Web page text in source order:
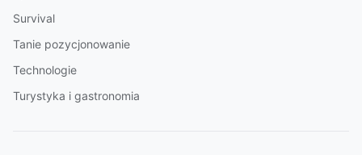
Survival
Tanie pozycjonowanie
Technologie
Turystyka i gastronomia